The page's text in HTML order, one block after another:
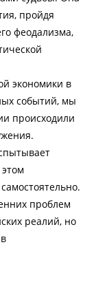
пройдя
феодализма,
экономики в
событий, мы
происходили
проблем
реалий, но